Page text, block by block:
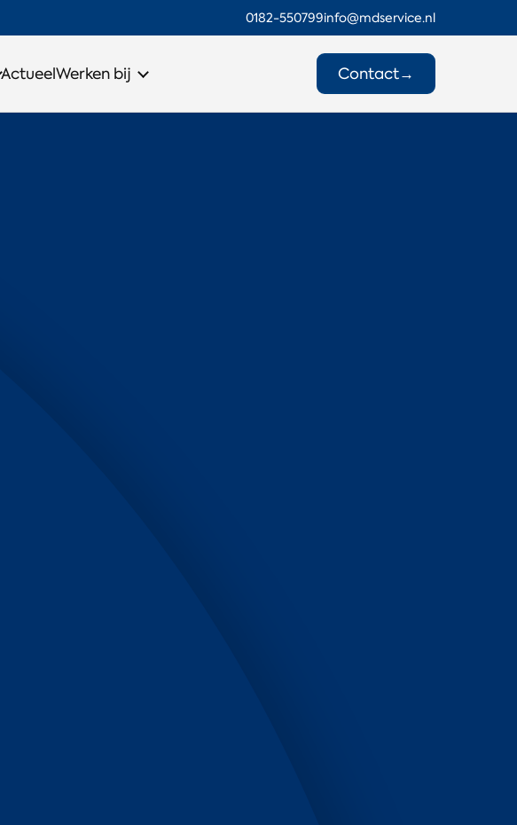
0182-550799info@mdservice.nl
ActueelWerken bij Contact→